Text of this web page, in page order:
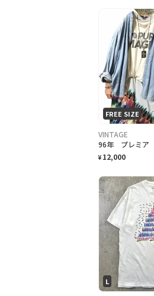
FREE SIZE
VINTAGE
¥ 12,000
L